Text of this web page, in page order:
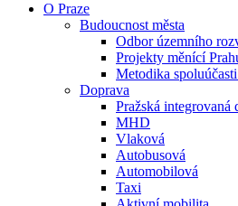
O Praze
Budoucnost města
Odbor územního
Projekty měnící
Metodika
Doprava
Pražská integrovaná
MHD
Vlaková
Autobusová
Automobilová
Taxi